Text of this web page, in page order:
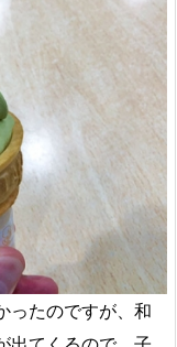
ったのですが、和